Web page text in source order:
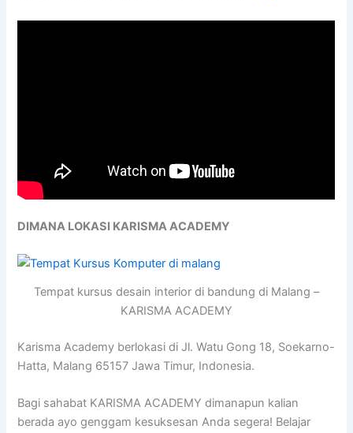
DIMANA LOKASI KARISMA ACADEMY
Tempat kursus desain interior di bandung di Malang –
KARISMA ACADEMY
Karisma Academy berlokasi di Jl. Watu Gong 18, Soekarno-
Hatta, Malang 65157 Jawa Timur, Indonesia.
Bagi sahabat KARISMA ACADEMY dimanapun kalian
berada ayo genggam kesuksesan Anda segera! Belajar